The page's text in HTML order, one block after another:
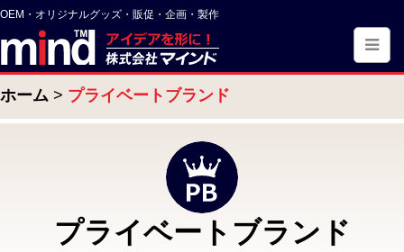
OEM・オリジナルグッズ・販促・企画・製作
ホーム プライベートブランド
プライベートブランド